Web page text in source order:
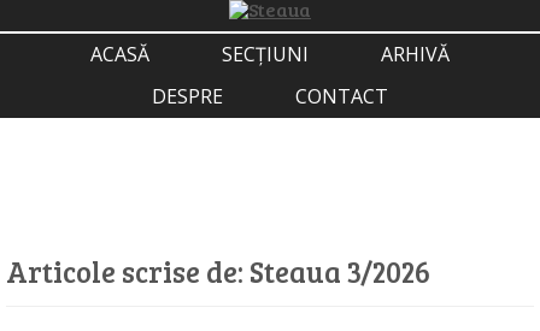
ACASĂ SECȚIUNI
ARHIVĂ
DESPRE
CONTACT
Articole scrise de: Steaua 3/2026